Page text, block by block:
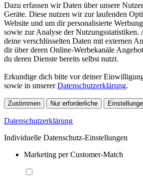
Dazu erfassen wir Daten über unsere
Geräte. Diese nutzen wir zur laufenden
Website und um dir personalisierte
sowie zur Analyse der
deine verschlüsselten Daten mit externen
dir über deren Online-Werbekanäle
du deren Dienste bereits selbst nutzt.
Erkundige dich bitte vor deiner
sowie in unsererDatenschutzerklärung.
Zustimmen Nur erforderliche
Datenschutzerklärung
Individuelle Datenschutz-Einstellungen
Marketing per Customer-Match